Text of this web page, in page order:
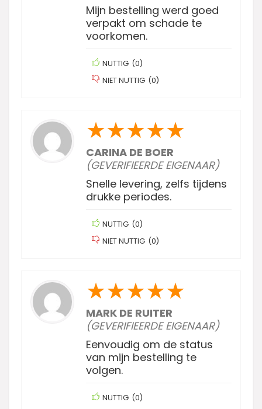
Mijn bestelling werd goed
verpakt om schade te
voorkomen.
NUTTIG (0)
NIET NUTTIG (0)
★★★★★
CARINA DE BOER
(GEVERIFIEERDE EIGENAAR)
Snelle levering, zelfs tijdens
drukke periodes.
NUTTIG (0)
NIET NUTTIG (0)
★★★★★
MARK DE RUITER
(GEVERIFIEERDE EIGENAAR)
Eenvoudig om de status
van mijn bestelling te
volgen.
NUTTIG (0)